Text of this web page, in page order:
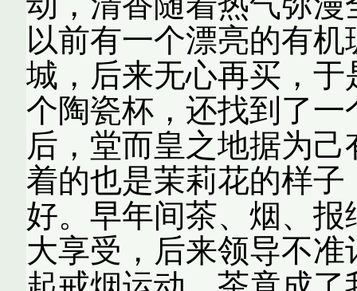
以前有一个漂亮的有
城，后来无心再买，
个陶瓷杯，还找到了
后，堂而皇之地据为
着的也是茉莉花的样
好。早年间茶、烟、
大享受，后来领导不